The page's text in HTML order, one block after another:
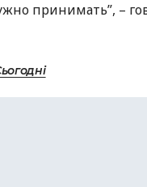
принимать”, –